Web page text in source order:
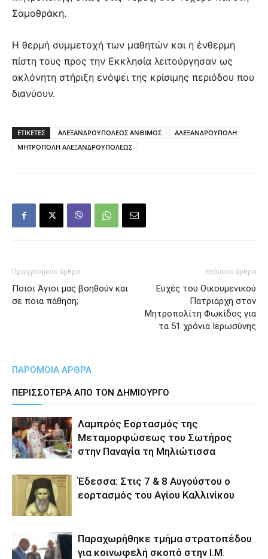
Σαμοθράκη.
Η θερμή συμμετοχή των μαθητών και η ένθερμη
πίστη τους προς την Εκκλησία λειτούργησαν ως
ακλόνητη στήριξη ενόψει της κρίσιμης περιόδου που
διανύουν.
ΕΤΙΚΕΤΕΣ ΑΛΕΞΑΝΔΡΟΥΠΟΛΕΩΣ ΑΝΘΙΜΟΣ
ΑΛΕΞΑΝΔΡΟΥΠΟΛΗ
ΜΗΤΡΟΠΟΛΗ ΑΛΕΞΑΝΔΡΟΥΠΟΛΕΩΣ
Προηγούμενο άρθρο
Ποιοι Άγιοι μας βοηθούν και
σε ποια πάθηση;
Επόμενο άρθρο
Ευχές του Οικουμενικού
Πατριάρχη στον
Μητροπολίτη Φωκίδος για
τα 51 χρόνια Ιερωσύνης
ΠΑΡΟΜΟΙΑ ΑΡΘΡΑ
ΠΕΡΙΣΣΟΤΕΡΑ ΑΠΟ ΤΟΝ ΔΗΜΙΟΥΡΓΟ
Λαμπρός Εορτασμός της
Μεταμορφώσεως του Σωτήρος
στην Παναγία τη Μηλιώτισσα
Έδεσσα: Στις 7 & 8 Αυγούστου ο
εορτασμός του Αγίου Καλλινίκου
Παραχωρήθηκε τμήμα στρατοπέδου
για κοινωφελή σκοπό στην Ι.Μ.